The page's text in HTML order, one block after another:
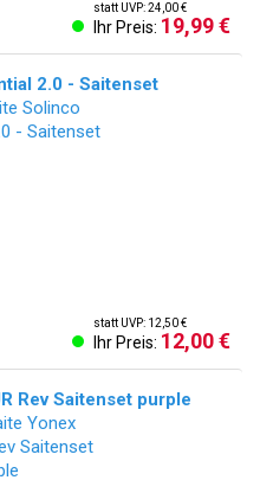
statt UVP: 24,00 €
Ihr Preis: 19,99 €
2.0 - Saitenset
statt UVP: 12,50 €
Ihr Preis: 12,00 €
Rev Saitenset purple